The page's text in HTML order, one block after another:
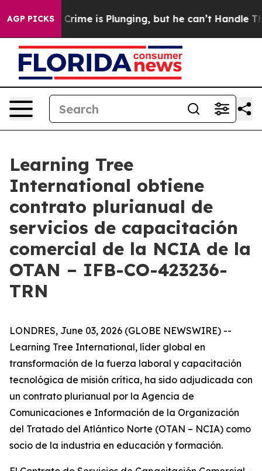
AGP PICKSCrime is Plunging, but he can’t Handle That
Learning Tree
International obtiene
contrato plurianual de
servicios de capacitación
comercial de la NCIA de la
OTAN – IFB-CO-423236-
TRN
LONDRES, June 03, 2026 (GLOBE NEWSWIRE) --
Learning Tree International, líder global en
transformación de la fuerza laboral y capacitación
tecnológica de misión crítica, ha sido adjudicada con
un contrato plurianual por la Agencia de
Comunicaciones e Información de la Organización
del Tratado del Atlántico Norte (OTAN – NCIA) como
socio de la industria en educación y formación.